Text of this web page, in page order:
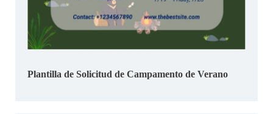
Plantilla de Solicitud de Campamento de Verano